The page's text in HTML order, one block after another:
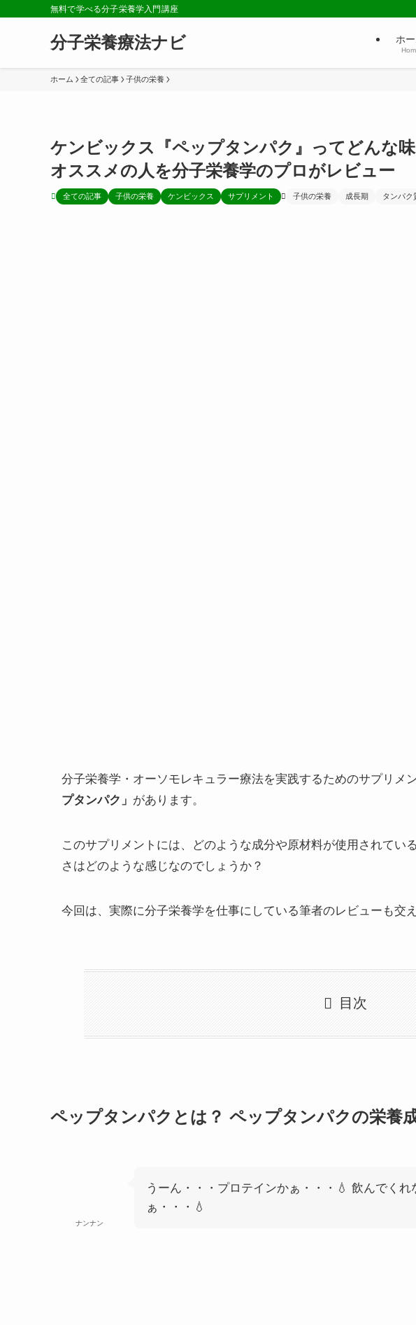
無料で学べる分子栄養学入門講座
分子栄養療法ナビ ホ
ホーム 全ての記事 子供の栄養
ケンビックス『ペップタンパク』ってどんな
オススメの人を分子栄養学のプロがレビュー
全ての記事 子供の栄養 ケンビックス サプリメント 子供の栄養 成長期 タンパク
分子栄養学・オーソモレキュラー療法を実践するためのサプリメ
プタンパク」 があります。
このサプリメントには、どのような成分や原材料が使用されて
さはどのような感じなのでしょうか？
今回は、実際に分子栄養学を仕事にしている筆者のレビューも交
目次
ペップタンパクとは？ ペップタンパクの栄養
ナンナン
うーん・・・プロテインかぁ・・・💧 飲んでくれ
ぁ・・・💧